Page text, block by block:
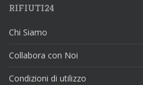
RIFIUTI24
Chi Siamo
Collabora con Noi
Condizioni di utilizzo